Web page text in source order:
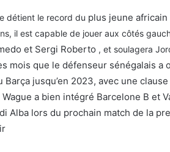
détient le record du plus jeune
il est capable de jouer aux côtés
et Sergi Roberto , et soulagera
mois que le défenseur sénégalais
jusqu’en 2023, avec une
a bien intégré Barcelone B et
Alba lors du prochain match de la